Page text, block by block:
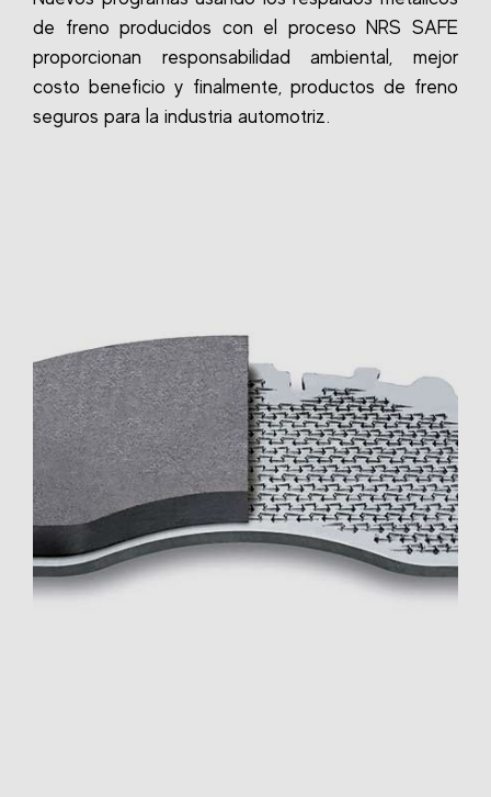
de freno producidos con el proceso NRS SAFE
proporcionan responsabilidad ambiental, mejor
costo beneficio y finalmente, productos de freno
seguros para la industria automotriz.